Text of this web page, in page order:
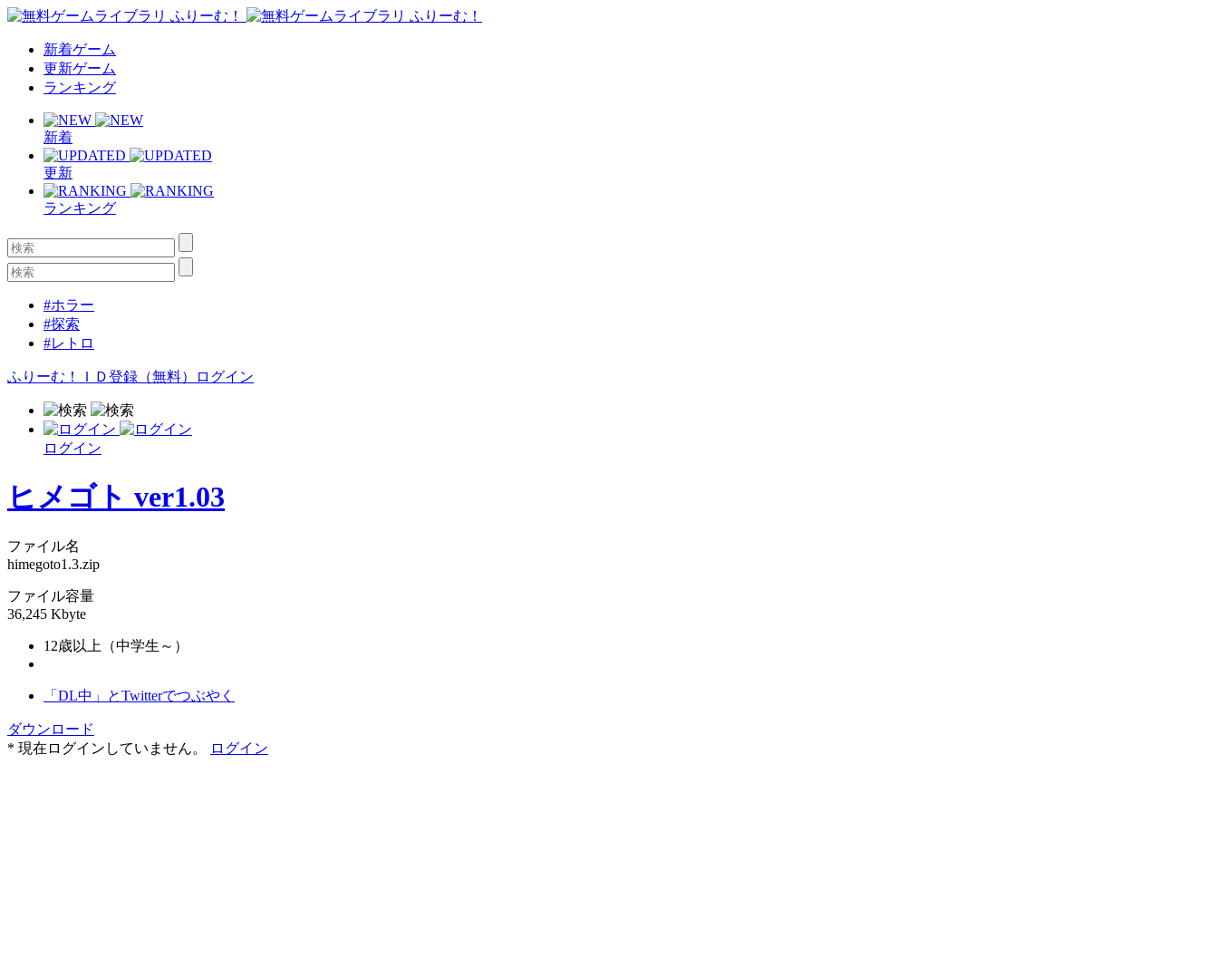
新着ゲーム
更新ゲーム
ランキング
新着
更新
ランキング
#ホラー
#探索
#レトロ
ふりーむ！ＩＤ登録（無料） ログイン
ログイン
ヒメゴト ver1.03
ファイル名
himegoto1.3.zip
ファイル容量
36,245 Kbyte
12歳以上（中学生～）
「DL中」とTwitterでつぶやく
ダウンロード
* 現在ログインしていません。
ログイン